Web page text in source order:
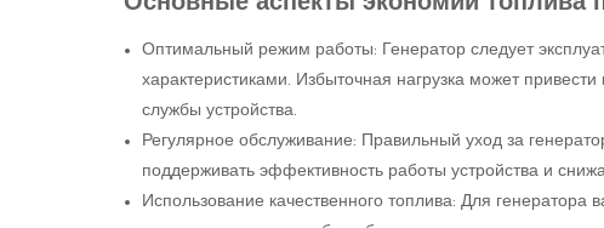
Оптимальный режим работы: Генератор следует
характеристиками. Избыточная нагрузка может
службы устройства.
Регулярное обслуживание: Правильный уход за
поддерживать эффективность работы устройства и
Использование качественного топлива: Для